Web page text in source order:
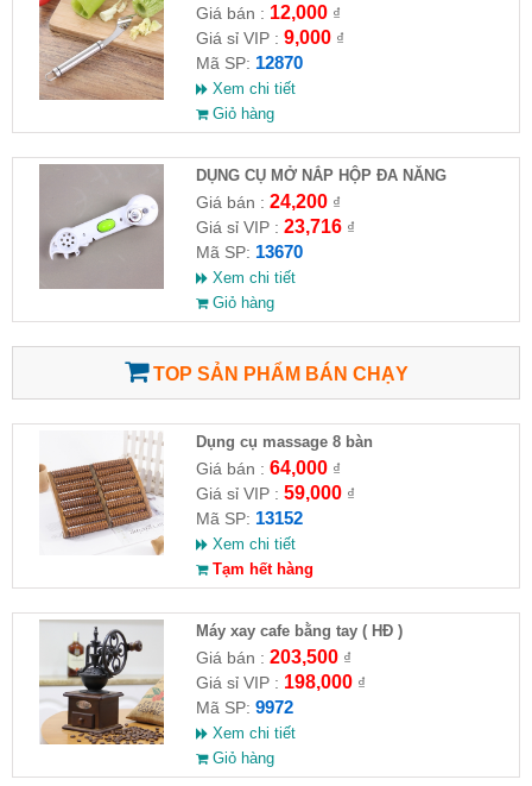
Giá bán : 12,000₫
Giá sỉ VIP : 9,000₫
Mã SP: 12870
Xem chi tiết
Giỏ hàng
DỤNG CỤ MỞ NẮP HỘP ĐA NĂNG
KITCHEN CANDO 6IN1
Giá bán : 24,200₫
Giá sỉ VIP : 23,716₫
Mã SP: 13670
Xem chi tiết
Giỏ hàng
TOP SẢN PHẨM BÁN CHẠY
Dụng cụ massage 8 bàn
Giá bán : 64,000₫
Giá sỉ VIP : 59,000₫
Mã SP: 13152
Xem chi tiết
Tạm hết hàng
Máy xay cafe bằng tay ( HĐ )
Giá bán : 203,500₫
Giá sỉ VIP : 198,000₫
Mã SP: 9972
Xem chi tiết
Giỏ hàng